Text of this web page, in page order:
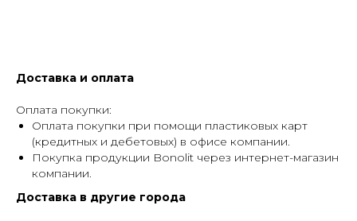
Доставка и оплата
Оплата покупки:
Оплата покупки при помощи пластиковых карт
(кредитных и дебетовых) в офисе компании.
Покупка продукции Bonolit через интернет-магазин
компании.
Доставка в другие города